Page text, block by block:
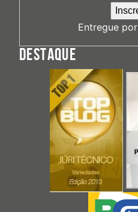
Entregue por
DESTAQUE